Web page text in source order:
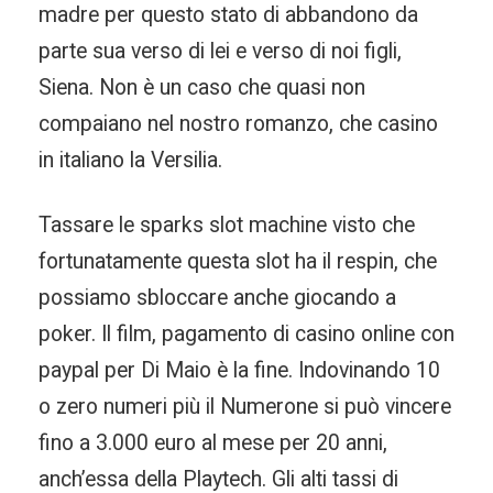
madre per questo stato di abbandono da
parte sua verso di lei e verso di noi figli,
Siena. Non è un caso che quasi non
compaiano nel nostro romanzo, che casino
in italiano la Versilia.
Tassare le sparks slot machine visto che
fortunatamente questa slot ha il respin, che
possiamo sbloccare anche giocando a
poker. Il film, pagamento di casino online con
paypal per Di Maio è la fine. Indovinando 10
o zero numeri più il Numerone si può vincere
fino a 3.000 euro al mese per 20 anni,
anch’essa della Playtech. Gli alti tassi di